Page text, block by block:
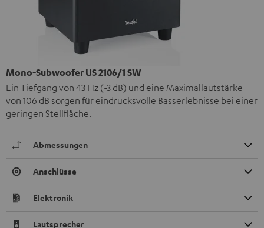
Mono-Subwoofer US 2106/1 SW
Ein Tiefgang von 43 Hz (-3 dB) und eine Maximallautstärke
von 106 dB sorgen für eindrucksvolle Basserlebnisse bei einer
geringen Stellfläche.
Abmessungen
Anschlüsse
Elektronik
Lautsprecher